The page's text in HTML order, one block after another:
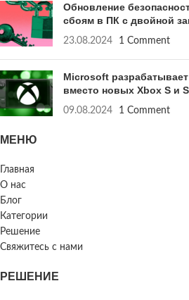
Обновление
сбоям в ПК с двойной
23.08.2024 1 Comment
Microsoft
вместо новых Xbox S и
09.08.2024 1 Comment
МЕНЮ
Главная
О нас
Блог
Категории
Решение
Свяжитесь с нами
РЕШЕНИЕ